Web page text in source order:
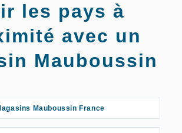
les pays à
avec un
Mauboussin
Mauboussin France